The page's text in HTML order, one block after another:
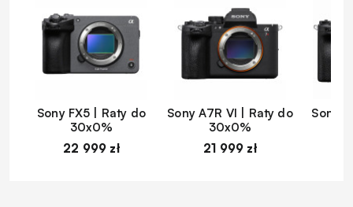
Sony FX5 | Raty do
30x0%
22 999 zł
Sony A7R VI | Raty do
30x0%
21 999 zł
Sony